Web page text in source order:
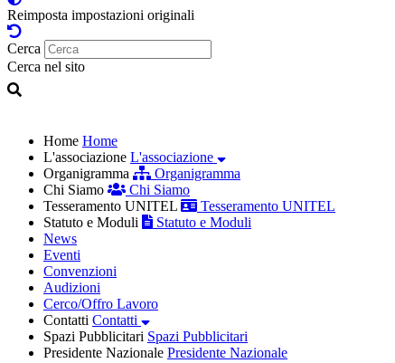
Reimposta impostazioni originali
Cerca
Cerca nel sito
Home Home
L'associazione L'associazione
Organigramma
Organigramma
Chi Siamo
Chi Siamo
Tesseramento UNITEL
Tesseramento UNITEL
Statuto e Moduli
Statuto e Moduli
News
Eventi
Convenzioni
Audizioni
Cerco/Offro Lavoro
Contatti Contatti
Spazi Pubblicitari Spazi Pubblicitari
Presidente Nazionale Presidente Nazionale